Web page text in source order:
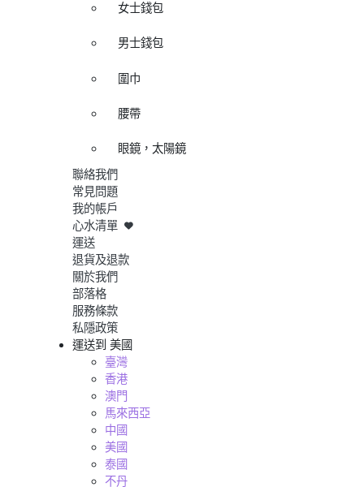
女士錢包
男士錢包
圍巾
腰帶
眼鏡，太陽鏡
聯絡我們
常見問題
我的帳戶
心水清單
運送
退貨及退款
關於我們
部落格
服務條款
私隱政策
運送到 美國
臺灣
香港
澳門
馬來西亞
中國
美國
泰國
不丹